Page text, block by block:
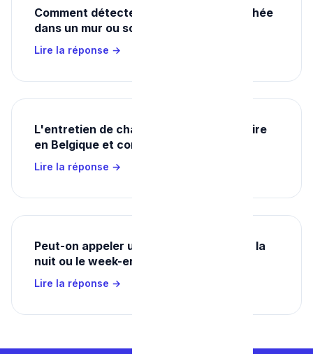
Comment détecter une fuite d'eau cachée
dans un mur ou sous le sol ?
Lire la réponse →
L'entretien de chaudière est-il obligatoire
en Belgique et combien ça coûte ?
Lire la réponse →
Peut-on appeler un plombier d'urgence la
nuit ou le week-end en Belgique ?
Lire la réponse →